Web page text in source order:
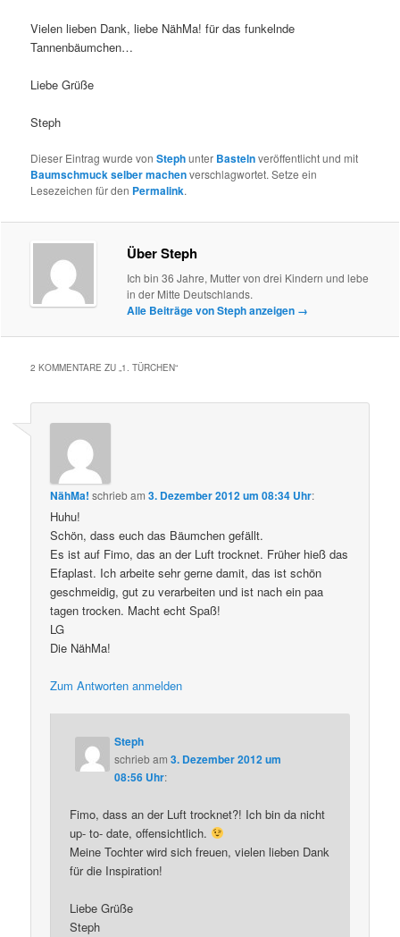
Vielen lieben Dank, liebe NähMa! für das funkelnde
Tannenbäumchen…
Liebe Grüße
Steph
Dieser Eintrag wurde vonStephunter Bastelnveröffentlicht und mit
Baumschmuck selber machenverschlagwortet. Setze ein
Lesezeichen für den Permalink.
Über Steph
Ich bin 36 Jahre, Mutter von drei Kindern und lebe
in der Mitte Deutschlands.
Alle Beiträge von Steph anzeigen →
2 KOMMENTARE ZU „1. TÜRCHEN“
NähMa! schriebam3. Dezember 2012 um 08:34 Uhr:
Huhu!
Schön, dass euch das Bäumchen gefällt.
Es ist auf Fimo, das an der Luft trocknet. Früher hieß das
Efaplast. Ich arbeite sehr gerne damit, das ist schön
geschmeidig, gut zu verarbeiten und ist nach ein paa
tagen trocken. Macht echt Spaß!
LG
Die NähMa!
Zum Antworten anmelden
Steph
schriebam3. Dezember 2012 um
08:56 Uhr:
Fimo, dass an der Luft trocknet?! Ich bin da nicht
up- to- date, offensichtlich.
Meine Tochter wird sich freuen, vielen lieben Dank
für die Inspiration!
Liebe Grüße
Steph